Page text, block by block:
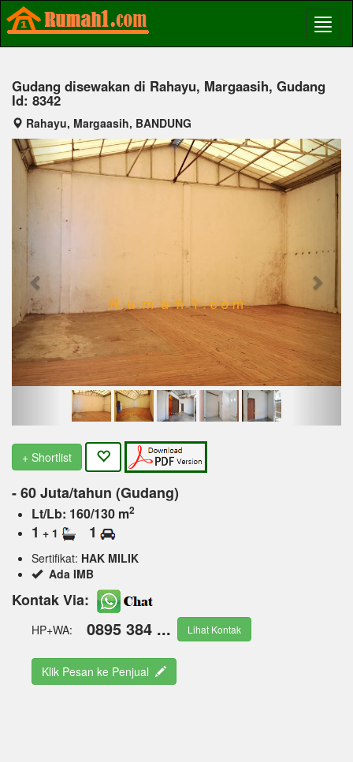
Gudang disewakan di Rahayu, Margaasih, Gudang
Id: 8342
Rahayu, Margaasih, BANDUNG
Previous Next
+ Shortlist
- 60 Juta/tahun (Gudang)
Lt/Lb: 160/130 m2
1 + 1 1
Sertifikat: HAK MILIK
Ada IMB
Kontak Via:
HP+WA: 0895 384 ... Lihat Kontak
Klik Pesan ke Penjual